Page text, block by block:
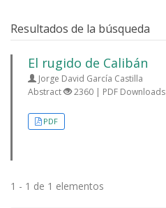
Resultados de la búsqueda
El rugido de Calibán
Jorge David García Castilla
Abstract
2360 | PDF Downloads
PDF
1 - 1 de 1 elementos